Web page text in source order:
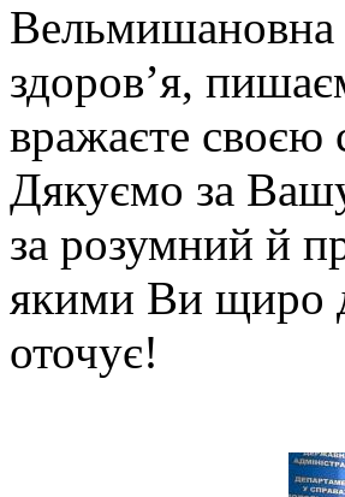
Вельмишановна
здоров’я,
вражаєте
Дякуємо за
за розумний й
якими Ви щиро
оточує!